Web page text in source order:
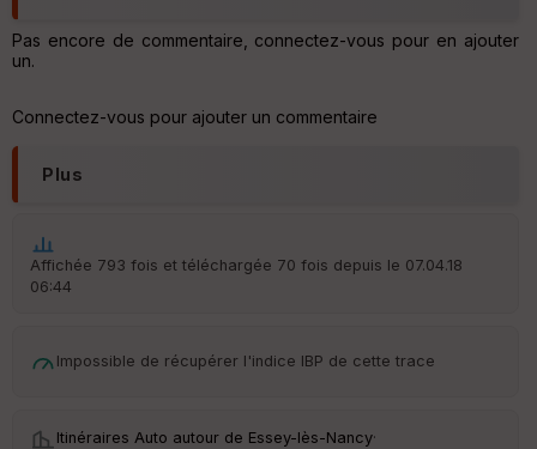
an
sp
Pas encore de commentaire, connectez-vous pour en ajouter
un.
Connectez-vous pour ajouter un commentaire
Plus
Affichée 793 fois et téléchargée 70 fois depuis le 07.04.18
06:44
Impossible de récupérer l'indice IBP de cette trace
Itinéraires Auto autour de Essey-lès-Nancy·